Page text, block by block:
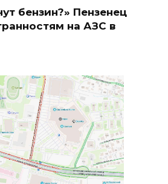
бензин?» Пензенец
на АЗС в